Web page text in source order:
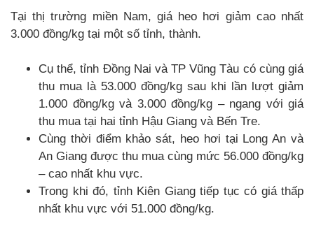
Tại thị trường miền Nam, giá heo hơi giảm cao nhất
3.000 đồng/kg tại một số tỉnh, thành.
Cụ thể, tỉnh Đồng Nai và TP Vũng Tàu có cùng giá
thu mua là 53.000 đồng/kg sau khi lần lượt giảm
1.000 đồng/kg và 3.000 đồng/kg – ngang với giá
thu mua tại hai tỉnh Hậu Giang và Bến Tre.
Cùng thời điểm khảo sát, heo hơi tại Long An và
An Giang được thu mua cùng mức 56.000 đồng/kg
– cao nhất khu vực.
Trong khi đó, tỉnh Kiên Giang tiếp tục có giá thấp
nhất khu vực với 51.000 đồng/kg.